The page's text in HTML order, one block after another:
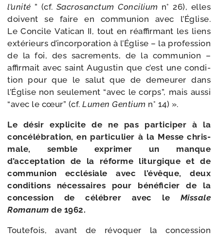
l’unité ” (cf. Sacrosanctum Concilium n° 26), elles
doivent se faire en com­mu­nion avec l’Église.
Le Concile Vatican II, tout en réaf­fir­mant les liens
exté­rieurs d’incorporation à l’Église – la pro­fes­sion
de la foi, des sacre­ments, de la com­mu­nion –
affir­mait avec saint Augustin que c’est une condi­
tion pour que le salut que de demeu­rer dans
l’Église non seule­ment “avec le corps”, mais aus­si
“avec le cœur” (cf. Lumen Gentium n° 14) ».
Le désir expli­cite de ne pas par­ti­ci­per à la
concé­lé­bra­tion, en par­ti­cu­lier à la Messe chris­
male, semble expri­mer un manque
d’acceptation de la réforme litur­gique et de
com­mu­nion ecclé­siale avec l’évêque, deux
condi­tions néces­saires pour béné­fi­cier de la
conces­sion de célé­brer avec le Missale
Romanum de 1962.
Toutefois, avant de révo­quer la conces­sion